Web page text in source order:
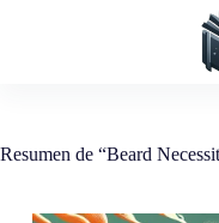
Resumen de “Beard